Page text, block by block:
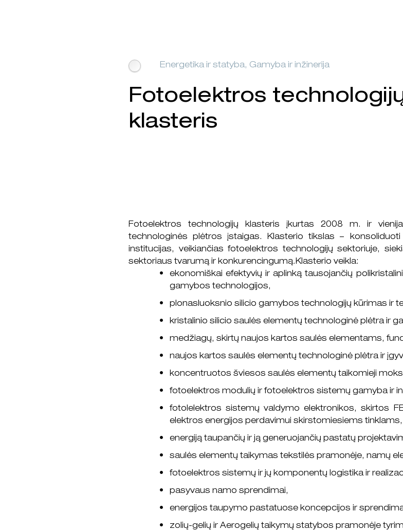
Energetika ir statyba, Gamyba ir inžinerija
Fotoelektros
klasteris
Fotoelektros technologijų klasteris įkurtas 2008 m. ir
technologinės plėtros įstaigas. Klasterio tikslas –
institucijas, veikiančias fotoelektros technologijų sektoriuje,
sektoriaus tvarumą ir konkurencingumą.Klasterio veikla:
ekonomiškai efektyvių ir aplinką tausojančių
gamybos technologijos,
plonasluoksnio silicio gamybos technologijų kūrimas ir
kristalinio silicio saulės elementų technologinė plėtra ir
medžiagų, skirtų naujos kartos saulės elementams,
naujos kartos saulės elementų technologinė plėtra ir
koncentruotos šviesos saulės elementų taikomieji
fotoelektros modulių ir fotoelektros sistemų gamyba ir
fotolelektros sistemų valdymo elektronikos, skirtos
elektros energijos perdavimui skirstomiesiems
energiją taupančių ir ją generuojančių pastatų
saulės elementų taikymas tekstilės pramonėje, namų
fotoelektros sistemų ir jų komponentų logistika ir
pasyvaus namo sprendimai,
energijos taupymo pastatuose koncepcijos ir
zolių-gelių ir Aerogelių taikymų statybos pramonėje